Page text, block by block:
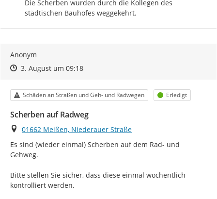
Die Scherben wurden durch die Kollegen des
städtischen Bauhofes weggekehrt.
Anonym
Zeitpunkt des Erstellens
Zeitpunkt des Erstellens
3. August um 09:18Zur Äußerung
Kategorie
Schäden an Straßen und Geh- und Radwegen Status
Erledigt
Scherben auf Radweg
Ort
01662 Meißen, Niederauer Straße
Es sind (wieder einmal) Scherben auf dem Rad- und
Gehweg.
Bitte stellen Sie sicher, dass diese einmal wöchentlich
kontrolliert werden.